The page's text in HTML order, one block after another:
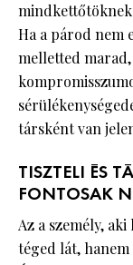
mindkettőtöknek
Ha a párod nem
melletted
társként van
TISZTELI ÉS
FONTOSAK
Az a személy,
téged lát,